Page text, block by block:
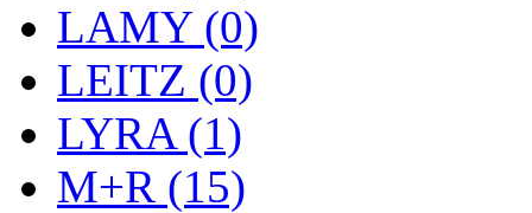
LAMY (0)
LEITZ (0)
LYRA (1)
M+R (15)